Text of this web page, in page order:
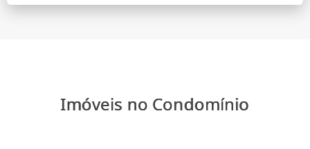
Imóveis no Condomínio